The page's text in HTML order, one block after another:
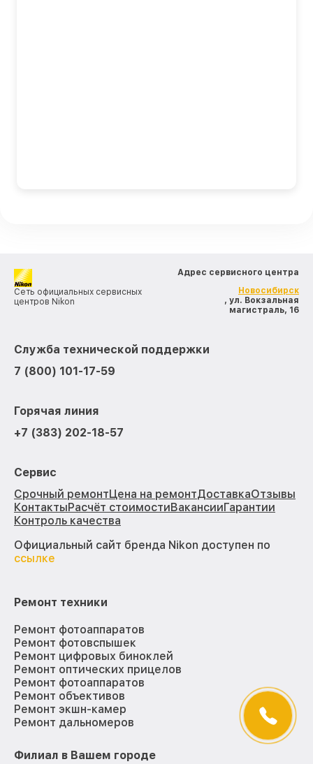
Сеть официальных сервисных
центров Nikon
Адрес сервисного центра
Новосибирск
, ул. Вокзальная
магистраль, 16
Служба технической поддержки
7 (800) 101-17-59
Горячая линия
+7 (383) 202-18-57
Сервис
Срочный ремонтЦена на ремонтДоставкаОтзывы
КонтактыРасчёт стоимостиВакансииГарантии
Контроль качества
Официальный сайт бренда Nikon доступен по
ссылке
Ремонт техники
Ремонт фотоаппаратов
Ремонт фотовспышек
Ремонт цифровых биноклей
Ремонт оптических прицелов
Ремонт фотоаппаратов
Ремонт объективов
Ремонт экшн-камер
Ремонт дальномеров
Филиал в Вашем городе